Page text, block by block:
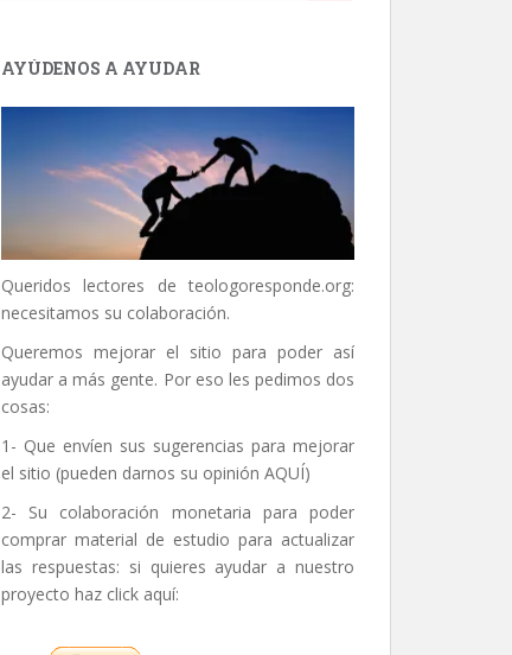
AYÚDENOS A AYUDAR
Queridos lectores de teologoresponde.org:
necesitamos su colaboración.
Queremos mejorar el sitio para poder así
ayudar a más gente. Por eso les pedimos dos
cosas:
1- Que envíen sus sugerencias para mejorar
el sitio (pueden darnos su opinión AQUÍ)
2- Su colaboración monetaria para poder
comprar material de estudio para actualizar
las respuestas: si quieres ayudar a nuestro
proyecto haz click aquí: